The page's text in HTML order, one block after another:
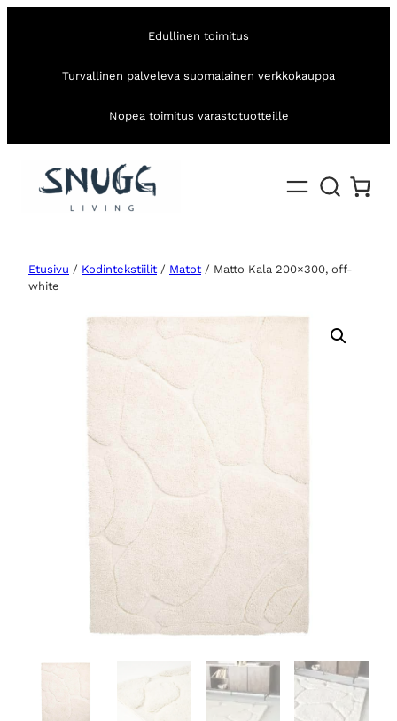
Edullinen toimitus
Turvallinen palveleva suomalainen verkkokauppa
Nopea toimitus varastotuotteille
Etusivu / Kodintekstiilit / Matot / Matto Kala 200×300, off-
white